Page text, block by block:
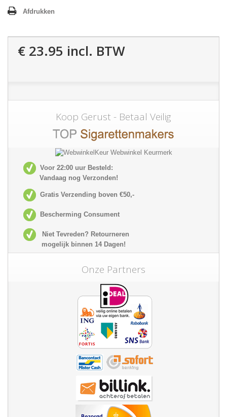
Afdrukken
€ 23.95 incl. BTW
Koop Gerust - Betaal Veilig
Voor 22:00 uur Besteld:
Vandaag nog Verzonden!
Gratis Verzending boven €50,-
Bescherming Consument
Niet Tevreden? Retourneren
mogelijk binnen 14 Dagen!
Onze Partners